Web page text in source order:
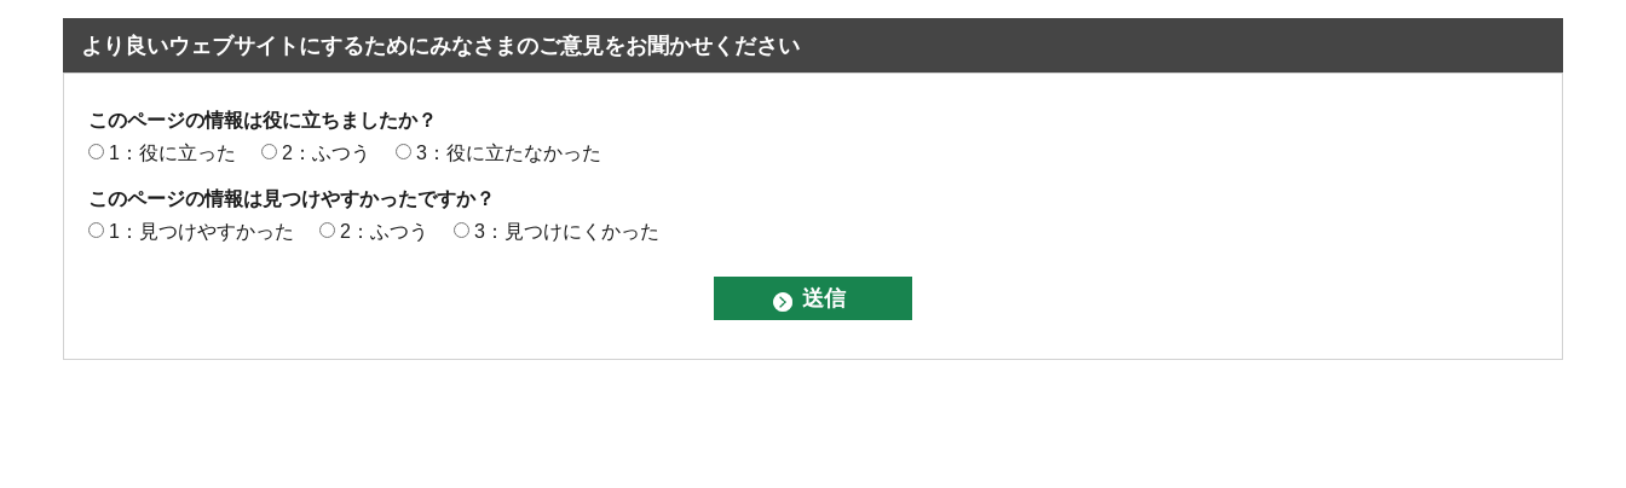
より良いウェブサイトにするためにみなさまのご意見をお聞かせください
このページの情報は役に立ちましたか？
1：役に立った
2：ふつう 3：役に立たなかった
このページの情報は見つけやすかったですか？
1：見つけやすかった
2：ふつう 3：見つけにくかった